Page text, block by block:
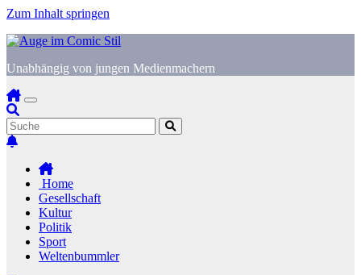
Zum Inhalt springen
Unabhängig von jungen Medienmachern
Home
Gesellschaft
Kultur
Politik
Sport
Weltenbummler